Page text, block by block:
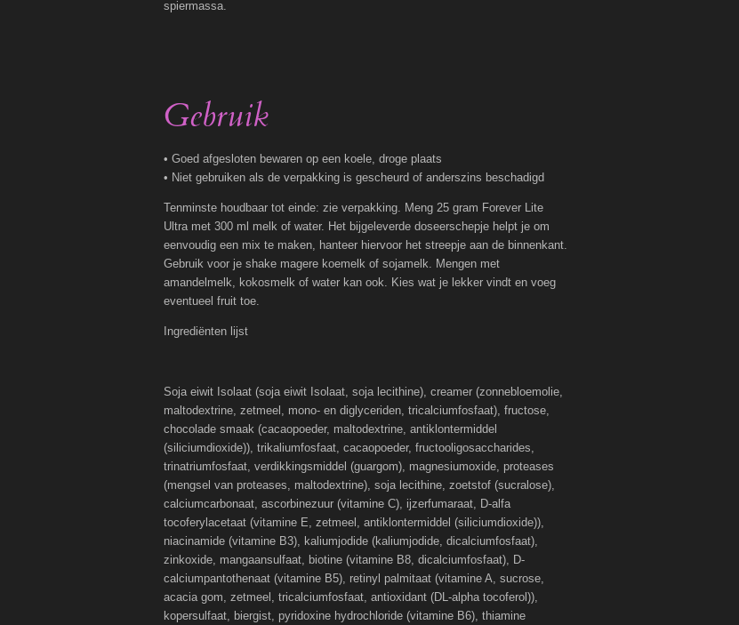
spiermassa.
Gebruik
• Goed afgesloten bewaren op een koele, droge plaats
• Niet gebruiken als de verpakking is gescheurd of anderszins beschadigd
Tenminste houdbaar tot einde: zie verpakking. Meng 25 gram Forever Lite
Ultra met 300 ml melk of water. Het bijgeleverde doseerschepje helpt je om
eenvoudig een mix te maken, hanteer hiervoor het streepje aan de binnenkant.
Gebruik voor je shake magere koemelk of sojamelk. Mengen met
amandelmelk, kokosmelk of water kan ook. Kies wat je lekker vindt en voeg
eventueel fruit toe.
Ingrediënten lijst
Soja eiwit Isolaat (soja eiwit Isolaat, soja lecithine), creamer (zonnebloemolie,
maltodextrine, zetmeel, mono- en diglyceriden, tricalciumfosfaat), fructose,
chocolade smaak (cacaopoeder, maltodextrine, antiklontermiddel
(siliciumdioxide)), trikaliumfosfaat, cacaopoeder, fructooligosaccharides,
trinatriumfosfaat, verdikkingsmiddel (guargom), magnesiumoxide, proteases
(mengsel van proteases, maltodextrine), soja lecithine, zoetstof (sucralose),
calciumcarbonaat, ascorbinezuur (vitamine C), ijzerfumaraat, D-alfa
tocoferylacetaat (vitamine E, zetmeel, antiklontermiddel (siliciumdioxide)),
niacinamide (vitamine B3), kaliumjodide (kaliumjodide, dicalciumfosfaat),
zinkoxide, mangaansulfaat, biotine (vitamine B8, dicalciumfosfaat), D-
calciumpantothenaat (vitamine B5), retinyl palmitaat (vitamine A, sucrose,
acacia gom, zetmeel, tricalciumfosfaat, antioxidant (DL-alpha tocoferol)),
kopersulfaat, biergist, pyridoxine hydrochloride (vitamine B6), thiamine